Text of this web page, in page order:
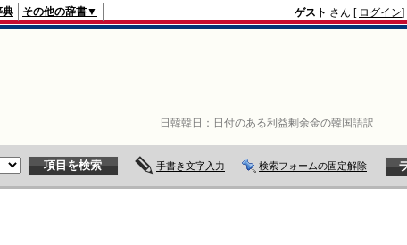
日韓韓日： 日付のある利益剰余金の韓国語訳
典 その他の辞書▼ ゲスト さん [ ログイン] |
手書き文字入力 検索フォームの固定解除